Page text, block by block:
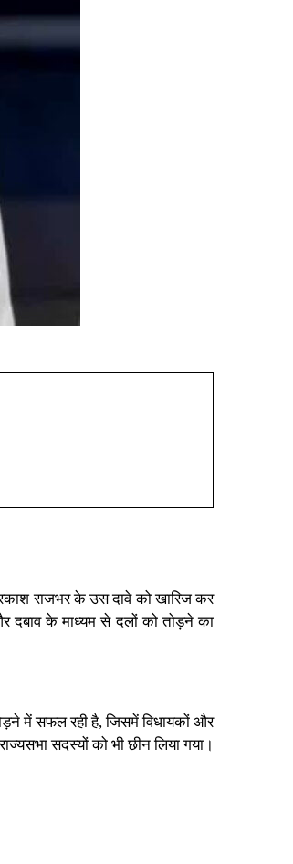
राजभर के उस दावे को खारिज कर
दबाव के माध्यम से दलों को तोड़ने का
में सफल रही है, जिसमें विधायकों और
सदस्यों को भी छीन लिया गया।